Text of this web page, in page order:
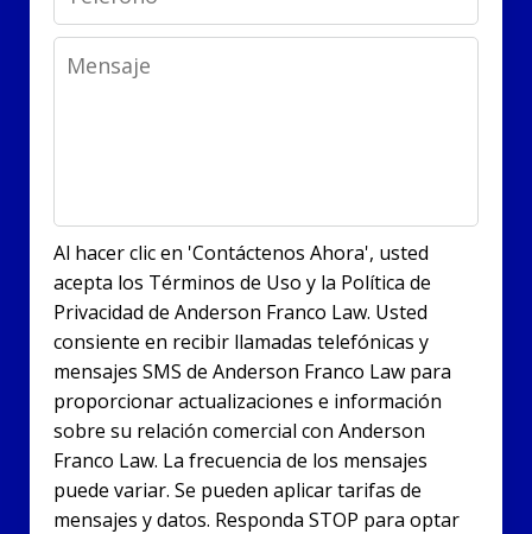
Message
Al hacer clic en 'Contáctenos Ahora', usted
acepta los Términos de Uso y la Política de
Privacidad de Anderson Franco Law. Usted
consiente en recibir llamadas telefónicas y
mensajes SMS de Anderson Franco Law para
proporcionar actualizaciones e información
sobre su relación comercial con Anderson
Franco Law. La frecuencia de los mensajes
puede variar. Se pueden aplicar tarifas de
mensajes y datos. Responda STOP para optar